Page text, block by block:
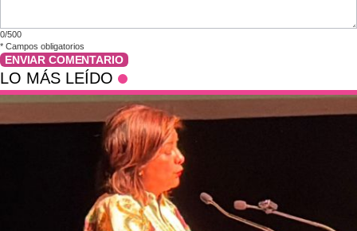
0/500
* Campos obligatorios
ENVIAR COMENTARIO
LO MÁS LEÍDO